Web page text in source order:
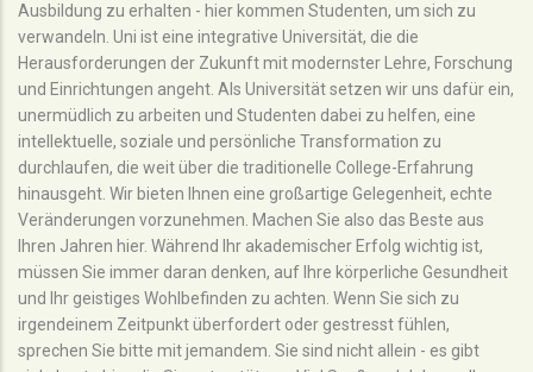
Ausbildung zu erhalten - hier kommen Studenten, um sich zu
verwandeln. Uni ist eine integrative Universität, die die
Herausforderungen der Zukunft mit modernster Lehre, Forschung
und Einrichtungen angeht. Als Universität setzen wir uns dafür ein,
unermüdlich zu arbeiten und Studenten dabei zu helfen, eine
intellektuelle, soziale und persönliche Transformation zu
durchlaufen, die weit über die traditionelle College-Erfahrung
hinausgeht. Wir bieten Ihnen eine großartige Gelegenheit, echte
Veränderungen vorzunehmen. Machen Sie also das Beste aus
Ihren Jahren hier. Während Ihr akademischer Erfolg wichtig ist,
müssen Sie immer daran denken, auf Ihre körperliche Gesundheit
und Ihr geistiges Wohlbefinden zu achten. Wenn Sie sich zu
irgendeinem Zeitpunkt überfordert oder gestresst fühlen,
sprechen Sie bitte mit jemandem. Sie sind nicht allein - es gibt